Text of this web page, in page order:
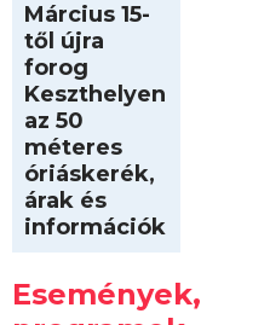
Március 15-
től újra
forog
Keszthelyen
az 50
méteres
óriáskerék,
árak és
információk
Események,
Kilóméterek